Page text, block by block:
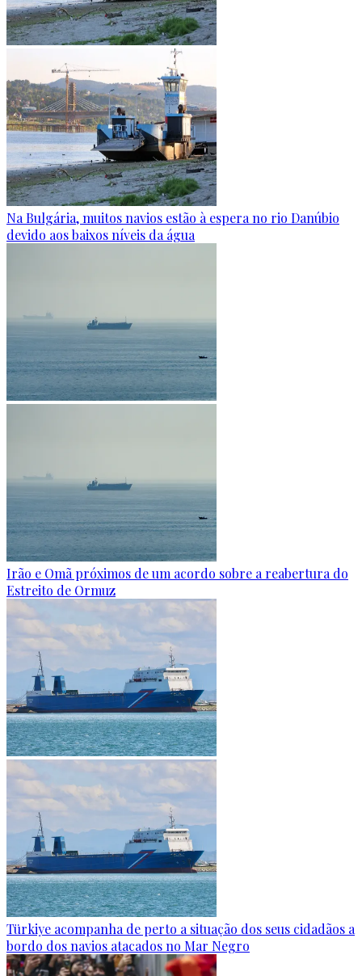
Na Bulgária, muitos navios estão à espera no rio Danúbio
devido aos baixos níveis da água
Irão e Omã próximos de um acordo sobre a reabertura do
Estreito de Ormuz
Türkiye acompanha de perto a situação dos seus cidadãos a
bordo dos navios atacados no Mar Negro